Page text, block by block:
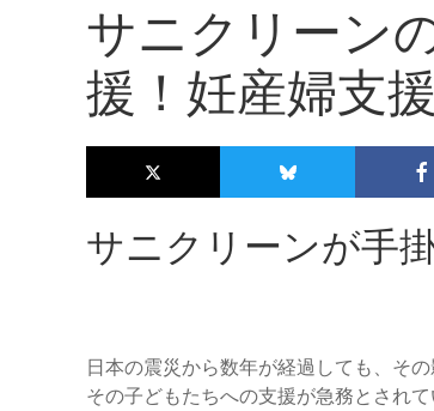
サニクリーン
援！妊産婦支
サニクリーンが手
日本の震災から数年が経過しても、そ
その子どもたちへの支援が急務とされ